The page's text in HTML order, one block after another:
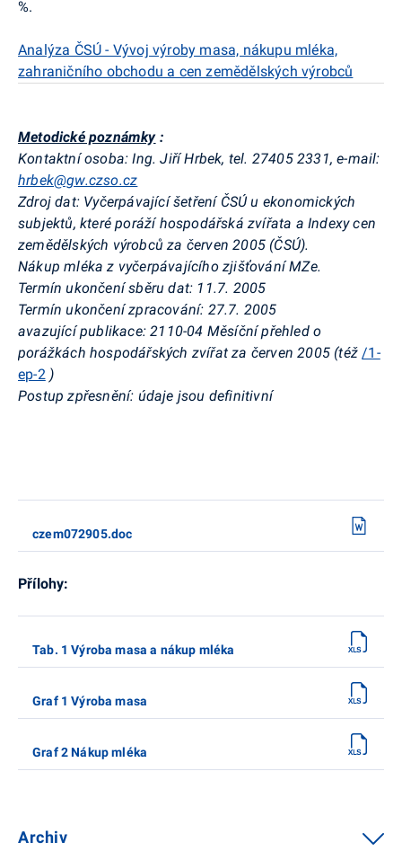
%.
Analýza ČSÚ - Vývoj výroby masa, nákupu mléka,
zahraničního obchodu a cen zemědělských výrobců
Metodické poznámky :
Kontaktní osoba: Ing. Jiří Hrbek, tel. 27405 2331, e-mail:
hrbek@gw.czso.cz
Zdroj dat: Vyčerpávající šetření ČSÚ u ekonomických
subjektů, které poráží hospodářská zvířata a Indexy cen
zemědělských výrobců za červen 2005 (ČSÚ).
Nákup mléka z vyčerpávajícího zjišťování MZe.
Termín ukončení sběru dat: 11.7. 2005
Termín ukončení zpracování: 27.7. 2005
avazující publikace: 2110-04 Měsíční přehled o
porážkách hospodářských zvířat za červen 2005 (též /1-
ep-2 )
Postup zpřesnění: údaje jsou definitivní
czem072905.doc
Přílohy:
Tab. 1 Výroba masa a nákup mléka
Graf 1 Výroba masa
Graf 2 Nákup mléka
Archiv